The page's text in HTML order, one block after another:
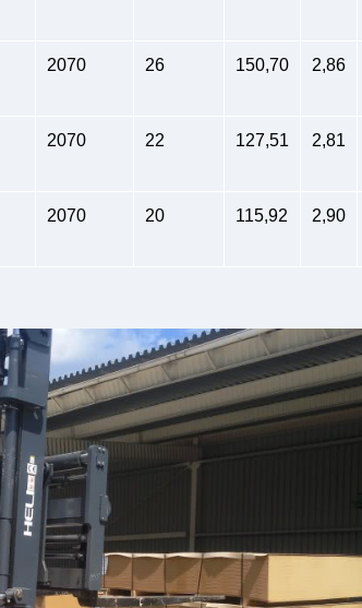
2070 26 150,70 2,86
2070 22 127,51 2,81
2070 20 115,92 2,90